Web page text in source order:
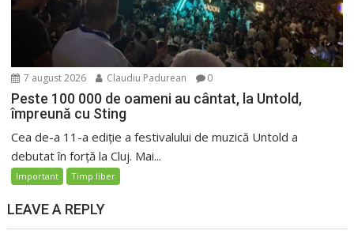
7 august 2026 Claudiu Padurean 0
Peste 100 000 de oameni au cântat, la Untold,
împreună cu Sting
Cea de-a 11-a ediție a festivalului de muzică Untold a
debutat în forță la Cluj. Mai...
Important Timp liber
LEAVE A REPLY